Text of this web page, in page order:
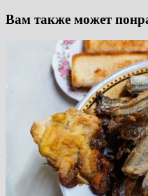
Вам также может